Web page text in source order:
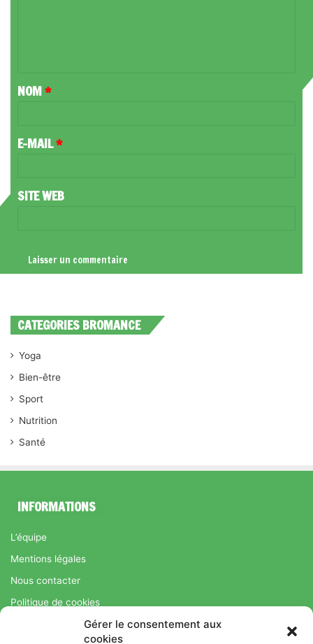
Gérer le consentement aux
cookies
A
R
NOM*
E-MAIL*
SITE WEB
CATEGORIES BROMANCE
Yoga
Bien-être
Sport
Nutrition
Santé
INFORMATIONS
L’équipe
Mentions légales
Nous contacter
Politique de cookies
Régime Savoir Maigrir.fr : La méthode Jean-Michel Cohen pour
une perte de poids durable